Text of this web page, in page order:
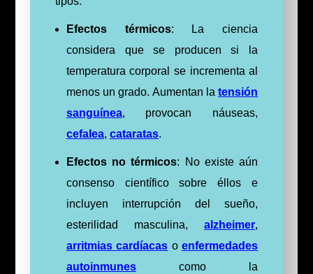
Efectos térmicos: La ciencia
considera que se producen si la
temperatura corporal se incrementa al
menos un grado. Aumentan latensión
sanguínea, provocan náuseas,
cefalea, cataratas.
Efectos no térmicos: No existe aún
consenso científico sobre éllos e
incluyen interrupción del sueño,
esterilidad masculina,alzheimer,
arritmias cardíacas oenfermedades
autoinmunescomo la